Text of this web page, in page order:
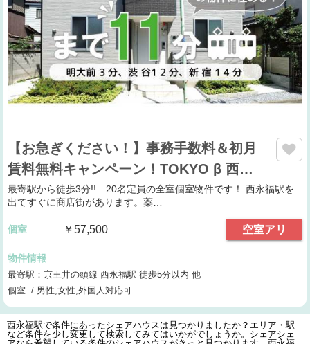
【お急ぎください！】事務手数料＆初月
賃料無料キャンペーン！TOKYO β 西…
最寄駅から徒歩3分!! 20名定員の全室個室物件です！ 西永福駅を
出てすぐに商店街があります。薬…
個室 ￥57,500 空室アリ
物件情報
最寄駅：京王井の頭線 西永福駅 徒歩5分以内 他
個室 / 男性,女性,外国人対応可
西永福駅で条件にあったシェアハウスは見つかりましたか？エリア・駅
など条件を少し変更して検索してみてはいかがでしょうか。シェアシェ